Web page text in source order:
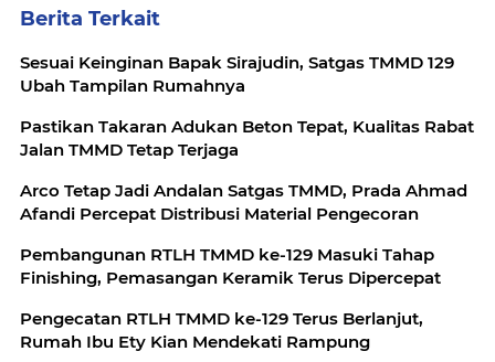
Berita Terkait
Sesuai Keinginan Bapak Sirajudin, Satgas TMMD 129
Ubah Tampilan Rumahnya
Pastikan Takaran Adukan Beton Tepat, Kualitas Rabat
Jalan TMMD Tetap Terjaga
Arco Tetap Jadi Andalan Satgas TMMD, Prada Ahmad
Afandi Percepat Distribusi Material Pengecoran
Pembangunan RTLH TMMD ke-129 Masuki Tahap
Finishing, Pemasangan Keramik Terus Dipercepat
Pengecatan RTLH TMMD ke-129 Terus Berlanjut,
Rumah Ibu Ety Kian Mendekati Rampung